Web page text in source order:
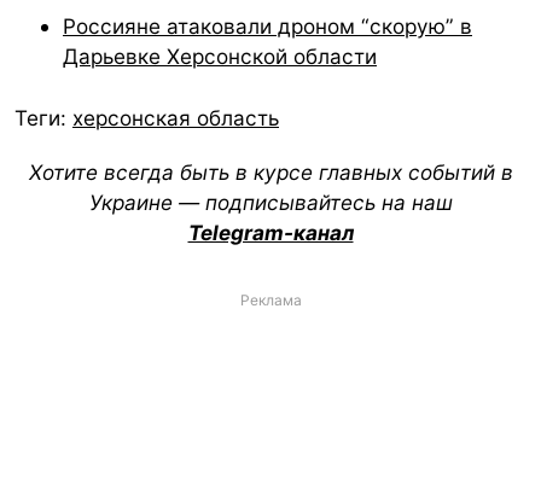
Россияне атаковали дроном “скорую” в
Дарьевке Херсонской области
Теги: херсонская область
Хотите всегда быть в курсе главных событий в
Украине — подписывайтесь на наш
Telegram-канал
Реклама